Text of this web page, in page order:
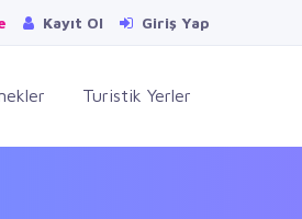
Kayıt Ol Giriş Yap
Turistik Yerler